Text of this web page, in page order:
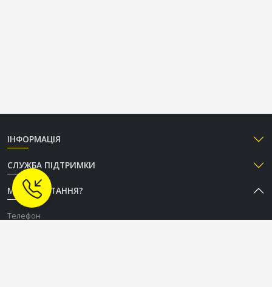
ІНФОРМАЦІЯ
СЛУЖБА ПІДТРИМКИ
МАЄТЕ ПИТАННЯ?
Телефон